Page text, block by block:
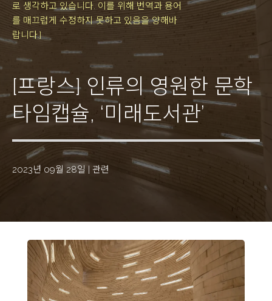
로 생각하고 있습니다. 이를 위해 번역과 용어
를 매끄럽게 수정하지 못하고 있음을 양해바
랍니다.]
[프랑스] 인류의 영원한 문학
타임캡슐, ‘미래도서관’
2023년 09월 28일 | 관련